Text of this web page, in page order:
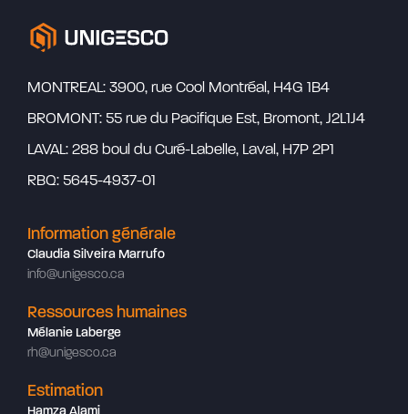
MONTREAL: 3900, rue Cool Montréal, H4G 1B4
BROMONT: 55 rue du Pacifique Est, Bromont, J2L1J4
LAVAL: 288 boul du Curé-Labelle, Laval, H7P 2P1
RBQ: 5645-4937-01
Information générale
Claudia Silveira Marrufo
info@unigesco.ca
Ressources humaines
Mélanie Laberge
rh@unigesco.ca
Estimation